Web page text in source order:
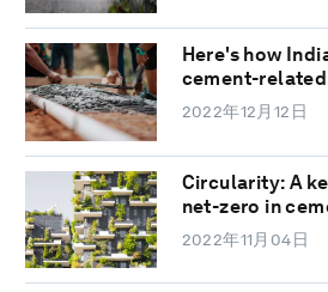
Here's how
cement-
2022年12月12日
Circularity: A
net-zero in
2022年11月04日